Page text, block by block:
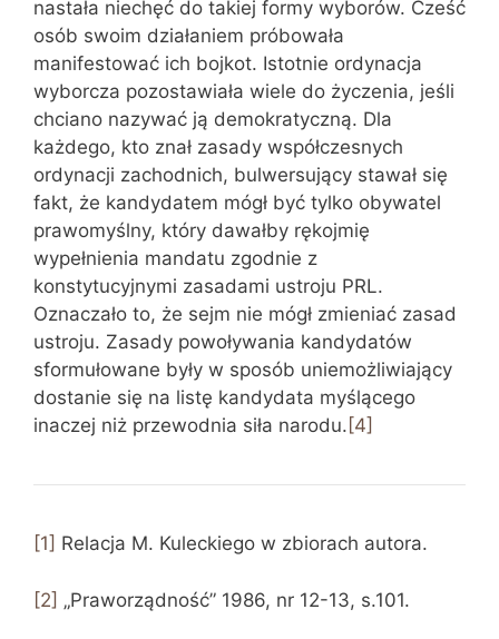
nastała niechęć do takiej formy wyborów. Cześć
osób swoim działaniem próbowała
manifestować ich bojkot. Istotnie ordynacja
wyborcza pozostawiała wiele do życzenia, jeśli
chciano nazywać ją demokratyczną. Dla
każdego, kto znał zasady współczesnych
ordynacji zachodnich, bulwersujący stawał się
fakt, że kandydatem mógł być tylko obywatel
prawomyślny, który dawałby rękojmię
wypełnienia mandatu zgodnie z
konstytucyjnymi zasadami ustroju PRL.
Oznaczało to, że sejm nie mógł zmieniać zasad
ustroju. Zasady powoływania kandydatów
sformułowane były w sposób uniemożliwiający
dostanie się na listę kandydata myślącego
inaczej niż przewodnia siła narodu. [4]
[1] Relacja M. Kuleckiego w zbiorach autora.
[2] „Praworządność” 1986, nr 12-13, s.101.